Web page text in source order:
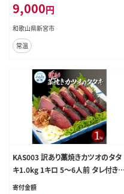
9,000円
和歌山県新宮市
常温
KAS003 訳あり藁焼きカツオのタタ
キ1.0kg 1キロ 5～6人前 タレ付き
ゆずの酢 鰹 藁焼き カツオ たたき 鰹
寄付金額